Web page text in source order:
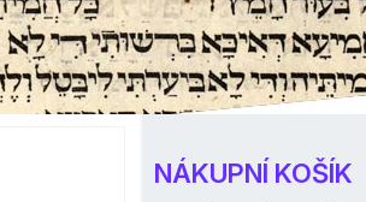
NÁKUPNÍ KOŠÍK